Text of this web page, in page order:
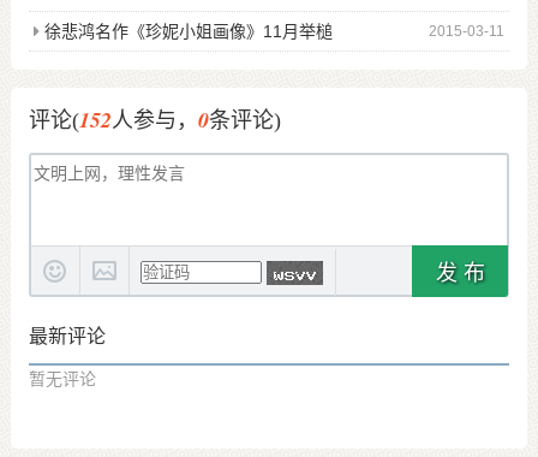
2015-03-11
徐悲鸿名作《珍妮小姐画像》11月举槌
评论(152人参与， 0条评论)
发 布
最新评论
暂无评论